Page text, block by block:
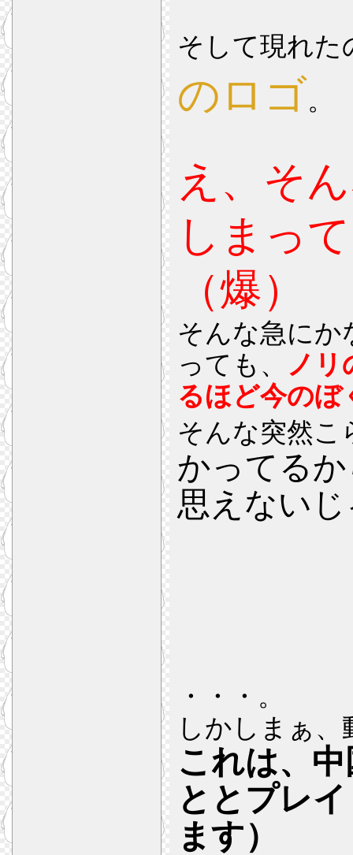
そして現れた
のロゴ。
え、そ
しまっ
（爆）
そんな急にか
っても、
ノリ
るほど今のぼ
そんな突然こ
かってる
思えない
・・・。
しかしまぁ
これは、
ととプレ
ます）